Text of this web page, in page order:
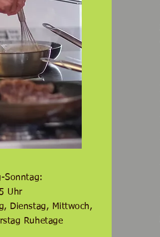
Sonntag:
Uhr
Dienstag, Mittwoch,
Ruhetage